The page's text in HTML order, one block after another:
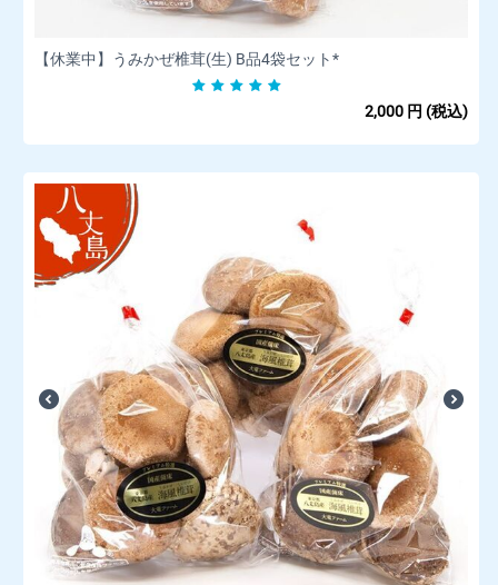
【休業中】うみかぜ椎茸(生) B品4袋セット*
2,000 円 (税込)